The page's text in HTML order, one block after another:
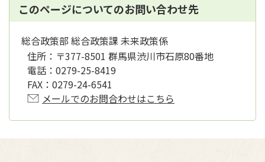
このページについてのお問い合わせ先
総合政策部 総合政策課 未来政策係
住所： 〒377-8501 群馬県渋川市石原80番地
電話： 0279-25-8419
FAX： 0279-24-6541
メールでのお問合わせはこちら